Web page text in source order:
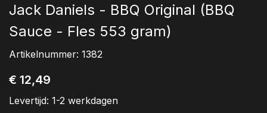
Jack Daniels - BBQ Original (BBQ
Sauce - Fles 553 gram)
Artikelnummer: 1382
€ 12,49
Levertijd: 1-2 werkdagen